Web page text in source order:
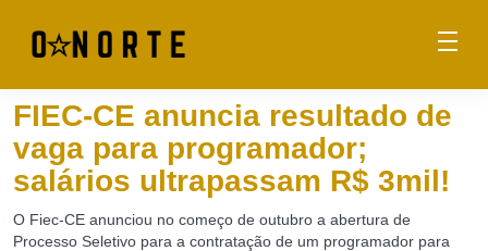
FIEC-CE anuncia resultado de
vaga para programador;
salários ultrapassam R$ 3mil!
O Fiec-CE anunciou no começo de outubro a abertura de
Processo Seletivo para a contratação de um programador para